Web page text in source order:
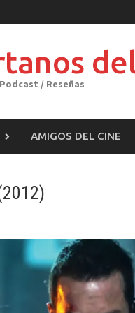
/ Reseñas
AMIGOS DEL CINE